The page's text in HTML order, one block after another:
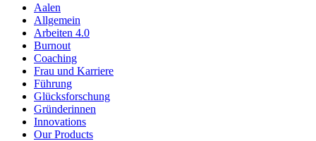
Aalen
Allgemein
Arbeiten 4.0
Burnout
Coaching
Frau und Karriere
Führung
Glücksforschung
Gründerinnen
Innovations
Our Products